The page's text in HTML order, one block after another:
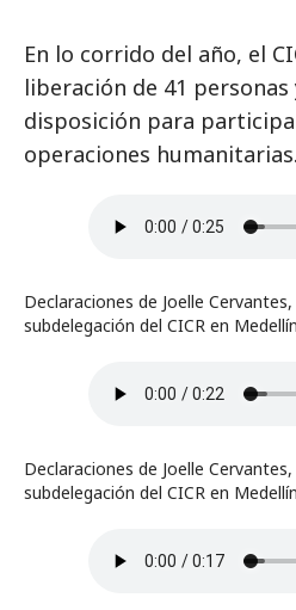
En lo corrido del año, el
liberación de 41
disposición para
operaciones humanitarias.
Declaraciones de Joelle
subdelegación del CICR en Medellín
Declaraciones de Joelle
subdelegación del CICR en Medellín